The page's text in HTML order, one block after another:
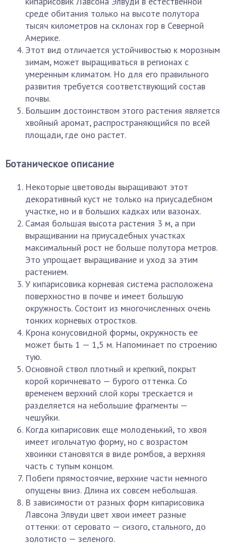
среде обитания только на высоте полутора
тысяч километров на склонах гор в Северной
Америке.
Этот вид отличается устойчивостью к морозным
зимам, может выращиваться в регионах с
умеренным климатом. Но для его правильного
развития требуется соответствующий состав
почвы.
Большим достоинством этого растения является
хвойный аромат, распространяющийся по всей
площади, где оно растет.
Ботаническое описание
Некоторые цветоводы выращивают этот
декоративный куст не только на приусадебном
участке, но и в больших кадках или вазонах.
Самая большая высота растения 3 м, а при
выращивании на приусадебных участках
максимальный рост не больше полутора метров.
Это упрощает выращивание и уход за этим
растением.
У кипарисовика корневая система расположена
поверхностно в почве и имеет большую
окружность. Состоит из многочисленных очень
тонких корневых отростков.
Крона конусовидной формы, окружность ее
может быть 1 — 1,5 м. Напоминает по строению
тую.
Основной ствол плотный и крепкий, покрыт
корой коричневато — бурого оттенка. Со
временем верхний слой коры трескается и
разделяется на небольшие фрагменты —
чешуйки.
Когда кипарисовик еще молоденький, то хвоя
имеет игольчатую форму, но с возрастом
хвоинки становятся в виде ромбов, а верхняя
часть с тупым концом.
Побеги прямостоячие, верхние части немного
опущены вниз. Длина их совсем небольшая.
В зависимости от разных форм кипарисовика
Лавсона Элвуди цвет хвои имеет разные
оттенки: от серовато — сизого, стального, до
золотисто — зеленого.